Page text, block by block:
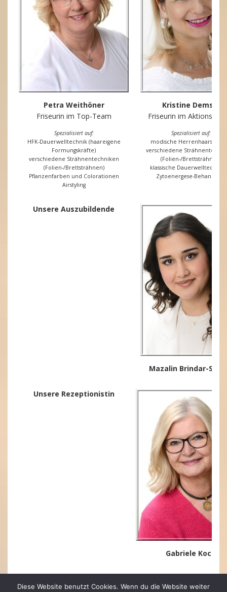
Petra Weithöner
Friseurin im Top-Team
Kristine Demski
Friseurin im Aktions-
Spezialisiert auf:
HFK-Dauerwelltechnik (haareigene
Formungskräfte)
verschiedene Strähnentechniken
(Folien-/Brettsträhnen)
Pflanzenfarben und Colorationen
Airstyling
Spezialisiert auf:
modische
verschiedene
(Folien-/Brettsträhnen)
klassische
Zytoenergese-Behandlung
Unsere Auszubildende
Mazalin Brindar-
Unsere Rezeptionistin
Gabriele Koch
Diese Website benutzt Cookies. Wenn du die Website weiter